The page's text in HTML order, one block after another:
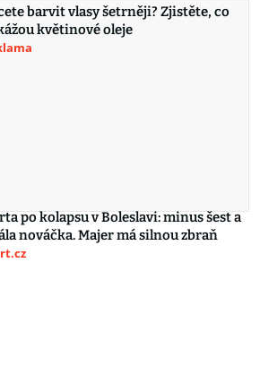
barvit vlasy šetrněji? Zjistěte, co
květinové oleje
po kolapsu v Boleslavi: minus šest a
nováčka. Majer má silnou zbraň